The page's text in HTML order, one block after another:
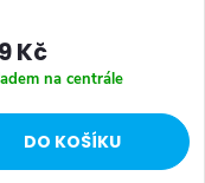
Kč
na centrále
DO KOŠÍKU